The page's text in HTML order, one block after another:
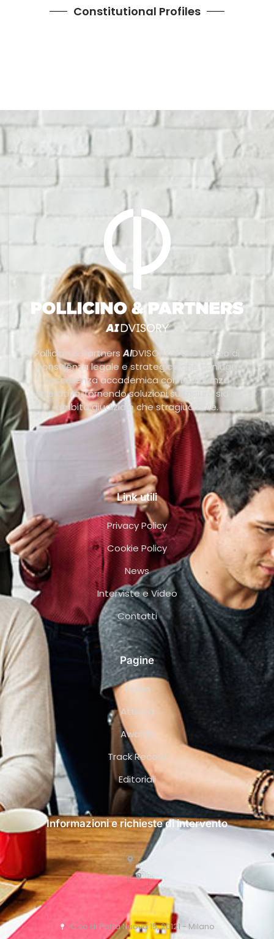
Constitutional Profiles
Pollicino & PartnersAIDVISORY è uno studio di
consulenza legale e strategica che coniuga
l’eccellenza accademica con l’efficienza
operativa, fornendo soluzioni su misura sia in
ambito giudiziale che stragiudiziale.
Link utili
Privacy Policy
Cookie Policy
News
Interviste e Video
Contatti
Pagine
Team
Attività
Awards
Track Record
Editoriali
Informazioni e richieste di intervento
C.so di Porta Nuova 15, 20121 - Milano